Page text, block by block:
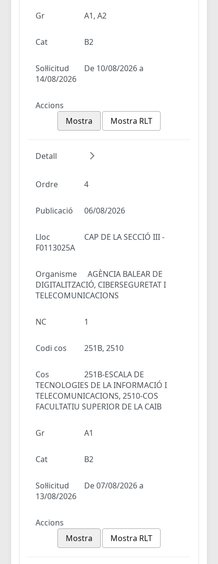
Gr A1, A2
Cat B2
Sol·licitud
De 10/08/2026 a
14/08/2026
Accions
Mostra
Mostra RLT
Detall
Ordre 4
Publicació 06/08/2026
Lloc
CAP DE LA SECCIÓ III -
F0113025A
Organisme
AGÈNCIA BALEAR DE
DIGITALITZACIÓ, CIBERSEGURETAT I
TELECOMUNICACIONS
NC 1
Codi cos 251B, 2510
Cos
251B-ESCALA DE
TECNOLOGIES DE LA INFORMACIÓ I
TELECOMUNICACIONS, 2510-COS
FACULTATIU SUPERIOR DE LA CAIB
Gr A1
Cat B2
Sol·licitud
De 07/08/2026 a
13/08/2026
Accions
Mostra
Mostra RLT